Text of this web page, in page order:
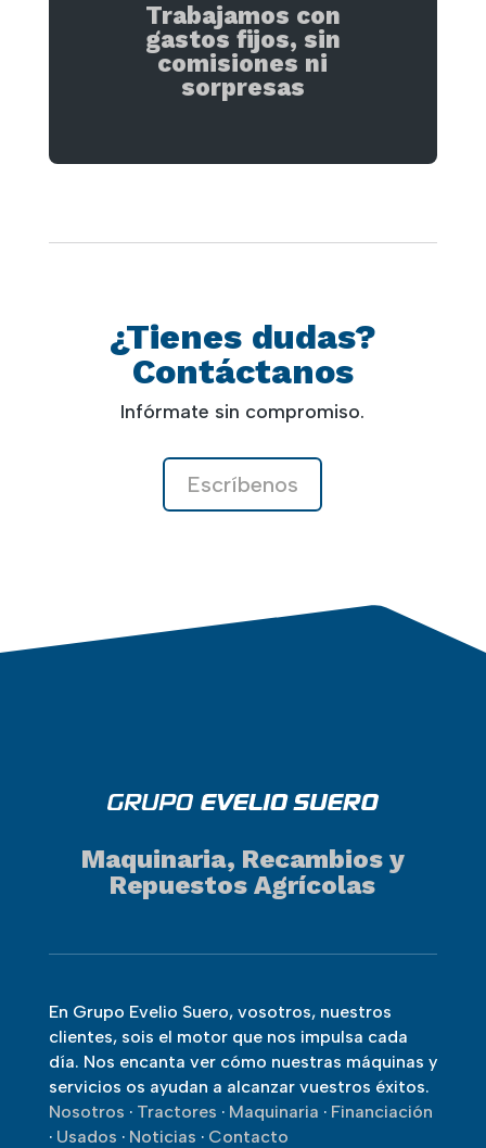
Trabajamos con
gastos fijos, sin
comisiones ni
sorpresas
¿Tienes dudas?
Contáctanos
Infórmate sin compromiso.
Escríbenos
Maquinaria, Recambios y
Repuestos Agrícolas
En Grupo Evelio Suero, vosotros, nuestros
clientes, sois el motor que nos impulsa cada
día. Nos encanta ver cómo nuestras máquinas y
servicios os ayudan a alcanzar vuestros éxitos.
Nosotros · Tractores · Maquinaria · Financiación
· Usados · Noticias · Contacto